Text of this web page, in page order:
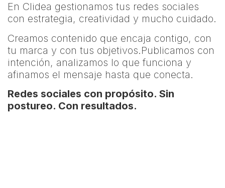
En Clidea gestionamos tus redes sociales
con estrategia, creatividad y mucho cuidado.
Creamos contenido que encaja contigo, con
tu marca y con tus objetivos.Publicamos con
intención, analizamos lo que funciona y
afinamos el mensaje hasta que conecta.
Redes sociales con propósito. Sin
postureo. Con resultados.